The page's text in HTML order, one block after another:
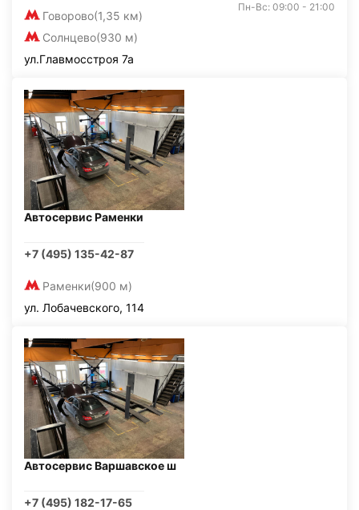
Говорово(1,35 км)
Солнцево(930 м)
Пн-Вс: 09:00 - 21:00
ул.Главмосстроя 7а
Автосервис Раменки
+7 (495) 135-42-87
Раменки(900 м)
ул. Лобачевского, 114
Автосервис Варшавское ш
+7 (495) 182-17-65